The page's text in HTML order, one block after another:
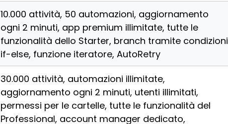
10.000 attività, 50 automazioni, aggiornamento
ogni 2 minuti, app premium illimitate, tutte le
funzionalità dello Starter, branch tramite condizioni
if-else, funzione iteratore, AutoRetry
30.000 attività, automazioni illimitate,
aggiornamento ogni 2 minuti, utenti illimitati,
permessi per le cartelle, tutte le funzionalità del
Professional, account manager dedicato,